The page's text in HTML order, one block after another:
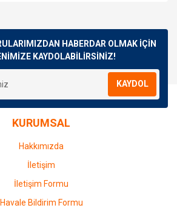
Yorum Yaz
iletebilirsiniz.
için teşekkür ederiz.
bozuk veya görüntülenemiyor.
eksik bilgiler bulunuyor.
hatalar bulunuyor.
sitelerden daha pahalı.
HABERDAR OLMAK İÇİN
KAYDOLABİLİRSİNİZ!
KAYDOL
KURUMSAL
Hakkımızda
İletişim
İletişim Formu
Havale Bildirim Formu